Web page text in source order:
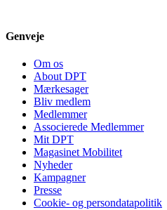
Genveje
Om os
About DPT
Mærkesager
Bliv medlem
Medlemmer
Associerede Medlemmer
Mit DPT
Magasinet Mobilitet
Nyheder
Kampagner
Presse
Cookie- og persondatapolitik